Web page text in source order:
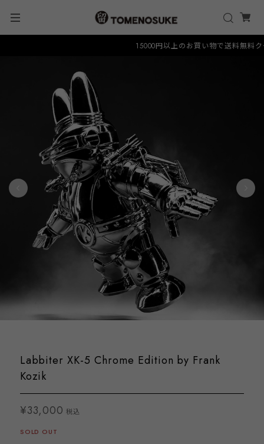
15000円以上のお買い物で送料無料ク
Labbiter XK-5 Chrome Edition by Frank
Kozik
¥33,000 税込
SOLD OUT